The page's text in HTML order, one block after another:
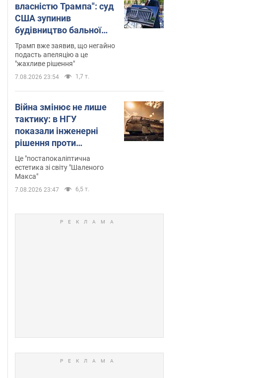
власністю Трампа": суд
США зупинив
будівництво бальної
зали за $400 млн
Трамп вже заявив, що негайно
подасть апеляцію а це
"жахливе рішення"
7.08.2026 23:54 1,7 т.
Війна змінює не лише
тактику: в НГУ
показали інженерні
рішення проти
російських FPV-дронів.
Фото
Це "постапокаліптична
естетика зі світу "Шаленого
Макса"
7.08.2026 23:47 6,5 т.